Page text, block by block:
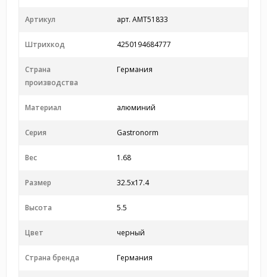
Артикул арт. AMT51833
Штрихкод 4250194684777
Страна
производства
Германия
Материал алюминий
Серия Gastronorm
Вес 1.68
Размер 32.5x17.4
Высота 5.5
Цвет черный
Страна бренда Германия